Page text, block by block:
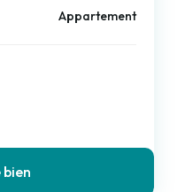
Appartement
bien